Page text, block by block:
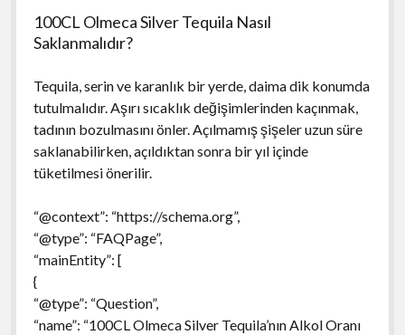
100CL Olmeca Silver Tequila Nasıl
Saklanmalıdır?
Tequila, serin ve karanlık bir yerde, daima dik konumda
tutulmalıdır. Aşırı sıcaklık değişimlerinden kaçınmak,
tadının bozulmasını önler. Açılmamış şişeler uzun süre
saklanabilirken, açıldıktan sonra bir yıl içinde
tüketilmesi önerilir.
“@context”: “https://schema.org”,
“@type”: “FAQPage”,
“mainEntity”: [
{
“@type”: “Question”,
“name”: “100CL Olmeca Silver Tequila’nın Alkol Oranı